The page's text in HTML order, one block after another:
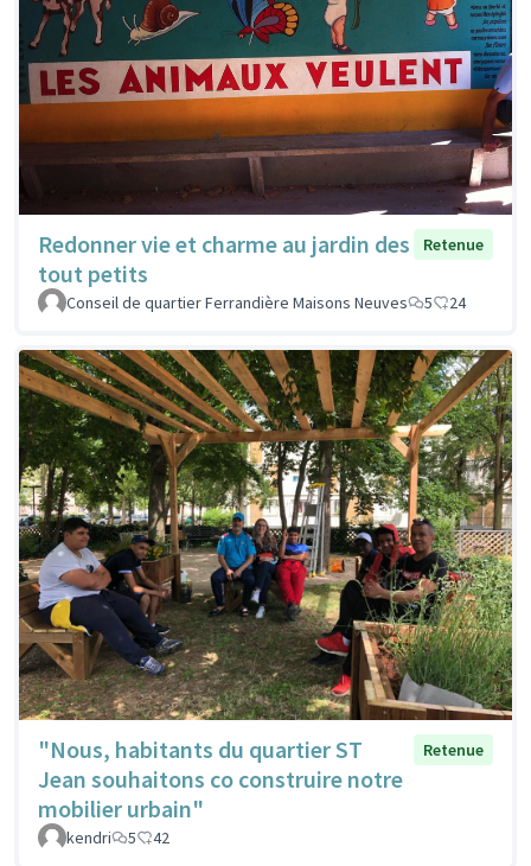
Redonner vie et charme au jardin des
tout petits
Retenue
Conseil de quartier Ferrandière Maisons Neuves 5 24
"Nous, habitants du quartier ST
Jean souhaitons co construire notre
mobilier urbain"
Retenue
kendri 5 42